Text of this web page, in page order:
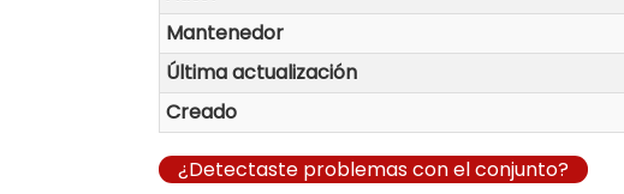
Mantenedor
Última actualización
Creado
¿Detectaste problemas con el conjunto?